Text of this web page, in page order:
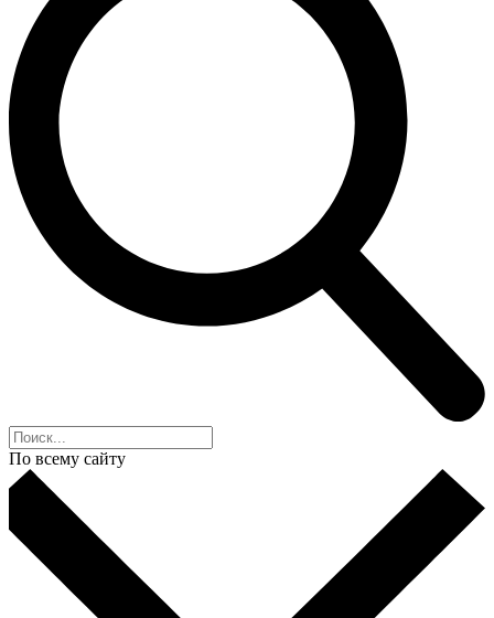
По всему сайту